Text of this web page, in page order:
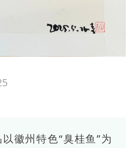
徽州特色“臭桂鱼”为